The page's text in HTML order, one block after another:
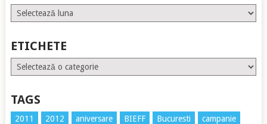
Arhive
ETICHETE
Etichete
TAGS
2011 2012 aniversare BIEFF Bucuresti
campanie